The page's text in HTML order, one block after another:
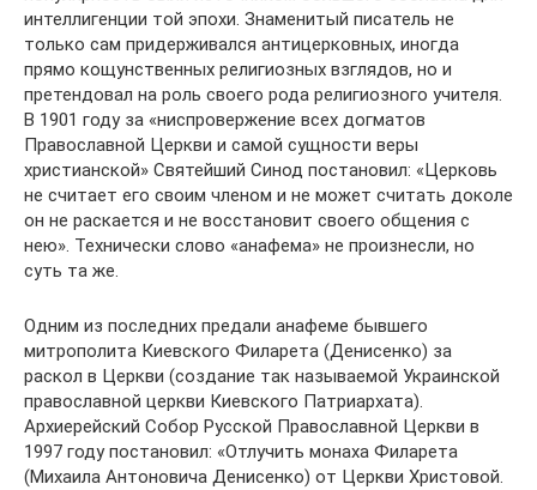
интеллигенции той эпохи. Знаменитый писатель не
только сам придерживался антицерковных, иногда
прямо кощунственных религиозных взглядов, но и
претендовал на роль своего рода религиозного учителя.
В 1901 году за «ниспровержение всех догматов
Православной Церкви и самой сущности веры
христианской» Святейший Синод постановил: «Церковь
не считает его своим членом и не может считать доколе
он не раскается и не восстановит своего общения с
нею». Технически слово «анафема» не произнесли, но
суть та же.
Одним из последних предали анафеме бывшего
митрополита Киевского Филарета (Денисенко) за
раскол в Церкви (создание так называемой Украинской
православной церкви Киевского Патриархата).
Архиерейский Собор Русской Православной Церкви в
1997 году постановил: «Отлучить монаха Филарета
(Михаила Антоновича Денисенко) от Церкви Христовой.